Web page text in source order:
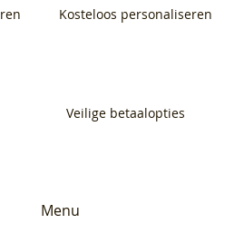
Kosteloos personaliseren
Veilige betaalopties
Menu